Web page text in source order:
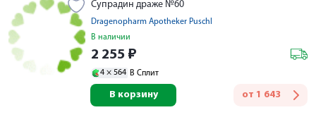
Супрадин драже №60
Dragenopharm Apotheker Puschl
В наличии
2 255 ₽
4 × 564 В Сплит
от 1 643
В корзину